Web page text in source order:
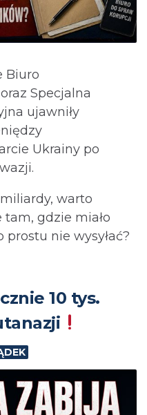
Biuro
Specjalna
ujawniły
Ukrainy po
warto
gdzie miało
nie wysyłać?⁩
10 tys.